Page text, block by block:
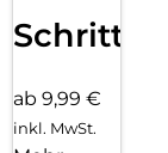
Schritten
ab 9,99 €
inkl. MwSt.